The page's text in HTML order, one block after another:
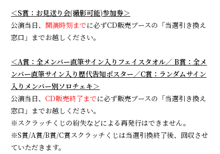
＜S賞：お見送り会(撮影可能)参加券＞
公演当日、 開演時刻までに必ずCD販売ブースの「当選引き換え
窓口」までお越しください。
＜A賞：全メンバー直筆サイン入りフェイスタオル／ B賞：全メ
ンバー直筆サイン入り歴代告知ポスター／C賞：ランダムサイン
入りメンバー別ソロチェキ＞
公演当日、CD販売終了までに必ず販売ブースの「当選引き換え
窓口」までお越しください。
※スクラッチくじの紛失などによる再発行はできません。
※S賞/A賞/B賞/C賞スクラッチくじは当選引換終了後、回収させ
ていただきます。